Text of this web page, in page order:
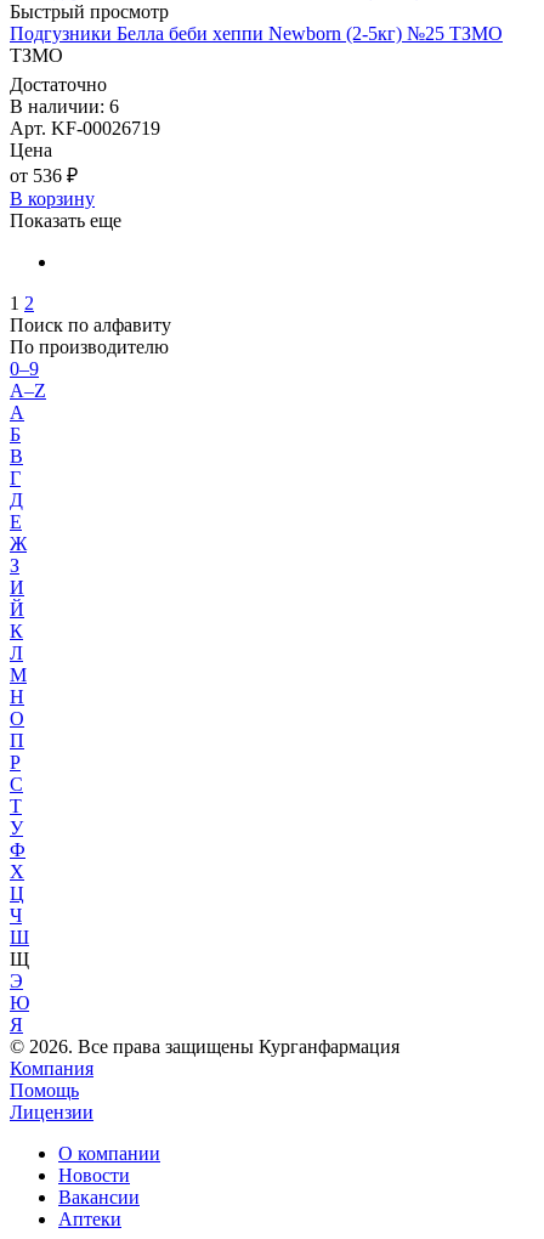
Быстрый просмотр
Подгузники Белла беби хеппи Newborn (2-5кг) №25 ТЗМО
ТЗМО
Достаточно
В наличии: 6
Арт. KF-00026719
Цена
от 536 ₽
В корзину
Показать еще
1 2
Поиск по алфавиту
По производителю
0–9
A–Z
А
Б
В
Г
Д
Е
Ж
З
И
Й
К
Л
М
Н
О
П
Р
С
Т
У
Ф
Х
Ц
Ч
Ш
Щ
Э
Ю
Я
© 2026. Все права защищены Курганфармация
Компания
Помощь
Лицензии
О компании
Новости
Вакансии
Аптеки